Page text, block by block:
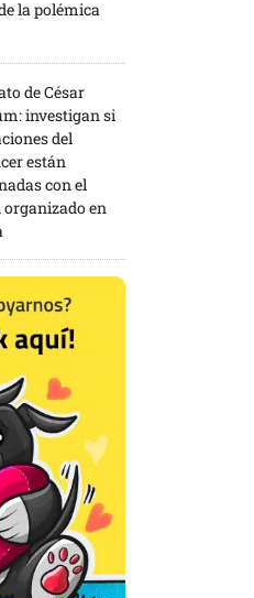
la polémica
de César
investigan si
del
están
con el
en